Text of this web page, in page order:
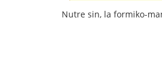
Nutre sin, la formiko-